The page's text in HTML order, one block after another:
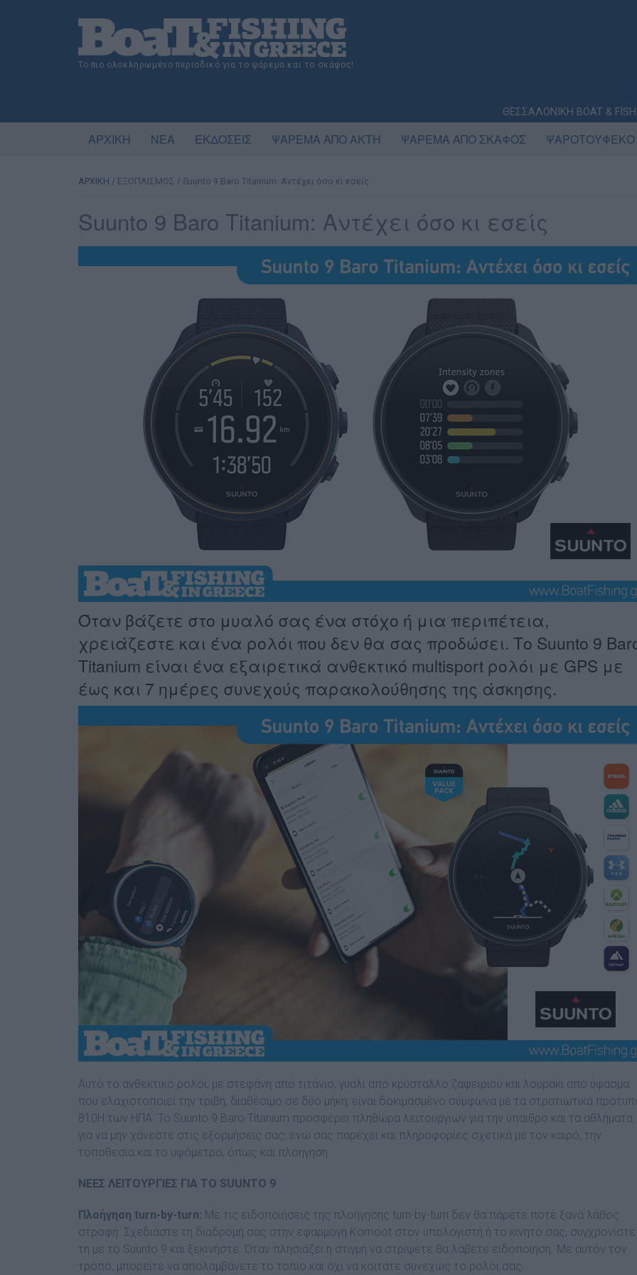
Το πιο ολοκληρωμένο περιοδικό για το ψάρεμα και το σκάφος!
ΘΕΣΣΑΛΟΝΙΚΗ BOAT &
ΑΡΧΙΚΗ ΝΕΑ ΕΚΔΟΣΕΙΣ ΨΑΡΕΜΑ ΑΠΟ ΑΚΤΗ ΨΑΡΕΜΑ ΑΠΟ ΣΚΑΦΟΣ ΨΑΡΟΤΟΥΦΕΚΟ
ΑΡΧΙΚΗ / ΕΞΟΠΛΙΣΜΟΣ / Suunto 9 Baro Titanium: Αντέχει όσο κι εσείς
Suunto 9 Baro Titanium: Αντέχει όσο κι εσείς
Όταν βάζετε στο μυαλό σας ένα στόχο ή μια περιπέτεια,
χρειάζεστε και ένα ρολόι που δεν θα σας προδώσει. Το Suunto 9
Titanium είναι ένα εξαιρετικά ανθεκτικό multisport ρολόι με GPS με
έως και 7 ημέρες συνεχούς παρακολούθησης της άσκησης.
Αυτό το ανθεκτικό ρολόι, με στεφάνη από τιτάνιο, γυαλί από κρύσταλλο ζαφειριού και λουράκι από ύφασμα
που ελαχιστοποιεί την τριβή, διαθέσιμο σε δύο μήκη, είναι δοκιμασμένο σύμφωνα με τα στρατιωτικά
810H των ΗΠΑ. Το Suunto 9 Baro Titanium προσφέρει πληθώρα λειτουργιών για την ύπαιθρο και τα αθλήματα
για να μην χάνεστε στις εξορμήσεις σας, ενώ σας παρέχει και πληροφορίες σχετικά με τον καιρό, την
τοποθεσία και το υψόμετρο, όπως και πλοήγηση.
ΝΕΕΣ ΛΕΙΤΟΥΡΓΙΕΣ ΓΙΑ ΤΟ SUUNTO 9
Πλοήγηση turn-by-turn​​: Με τις ειδοποιήσεις της πλοήγησης turn-by-turn δεν θα πάρετε ποτέ ξανά λάθος
στροφή. Σχεδιάστε τη διαδρομή σας στην εφαρμογή Komoot στον υπολογιστή ή το κινητό σας, συγχρονίστε
τη με το Suunto 9 και ξεκινήστε. Όταν πλησιάζει η στιγμή να στρίψετε θα λάβετε ειδοποίηση. Με αυτόν τον
τρόπο, μπορείτε να απολαμβάνετε το τοπίο και όχι να κοιτάτε συνεχώς το ρολόι σας.